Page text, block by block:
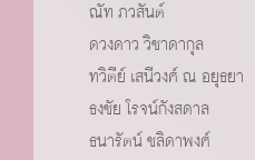
ณัท ภวสันต์
ดวงดาว วิชาดากุล
ทวิตีย์ เสนีวงศ์ ณ อยุธยา
ธงชัย โรจน์กังสดาล
ธนารัตน์ ชลิดาพงศ์